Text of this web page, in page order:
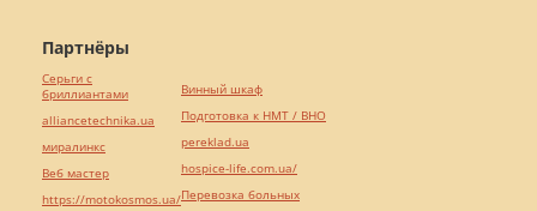
Партнёры
Серьги с
бриллиантами
alliancetechnika.ua
миралинкс
Веб мастер
https://motokosmos.ua/
Винный шкаф
Подготовка к НМТ / ВНО
pereklad.ua
hospice-life.com.ua/
Перевозка больных